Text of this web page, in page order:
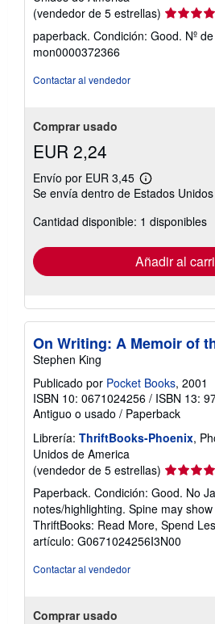
(vendedor de 5 estrellas)
del
vendedor:
paperback. Condición: Good. Nº
mon0000372366
Contactar al vendedor
Comprar usado
EUR 2,24
Envío por EUR 3,45
Más
información
las
tarifas
envío
Se envía dentro de Estados
Cantidad disponible: 1 disponibles
Añadir al
On Writing: A Memoir of
Stephen King
Publicado por Pocket Books, 2001
ISBN 10: 0671024256 / ISBN 13:
Antiguo o usado / Paperback
Librería: ThriftBooks-Phoenix,
Unidos de America
(vendedor de 5 estrellas)
del
vendedor:
5
de
5
Paperback. Condición: Good. No
notes/highlighting. Spine may
ThriftBooks: Read More, Spend
artículo: G0671024256I3N00
Contactar al vendedor
Comprar usado